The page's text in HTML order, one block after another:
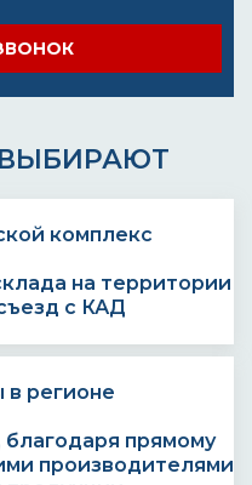
на территории
с КАД
прямому
производителями